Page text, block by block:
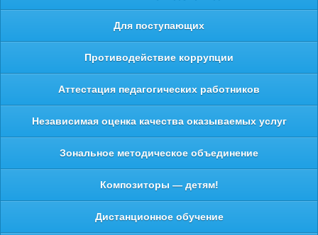
Для поступающих
Противодействие коррупции
Аттестация педагогических работников
Независимая оценка качества оказываемых услуг
Зональное методическое объединение
Композиторы — детям!
Дистанционное обучение